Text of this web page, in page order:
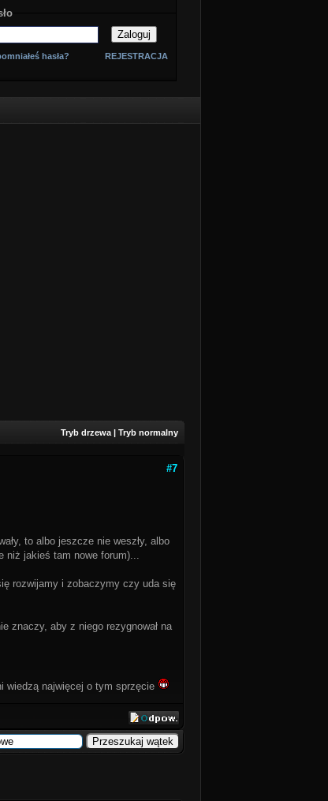
hasła? REJESTRACJA
Tryb drzewa | Tryb normalny
#7
to albo jeszcze nie weszły, albo
niż jakieś tam nowe forum)...
rozwijamy i zobaczymy czy uda się
znaczy, aby z niego rezygnował na
wiedzą najwięcej o tym sprzęcie